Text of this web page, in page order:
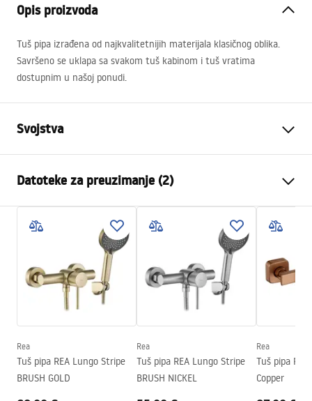
Opis proizvoda
Tuš pipa izrađena od najkvalitetnijih materijala klasičnog oblika.
Savršeno se uklapa sa svakom tuš kabinom i tuš vratima
dostupnim u našoj ponudi.
Svojstva
Način montaže
Zidna
Boja
Četkani čelik
Materijal
Mjed, ABS
Tehnologija premazivanja
PVD
Promjer priključka
1/2 cola
Jamstvo
Datoteke za preuzimanje (2)
Montažne upute
Jamstveni uvjeti
Warranty_Terms_and_Conditions_Faucets_-_5.pdf
Rea
Tuš pipa REA Lungo Stripe
BRUSH GOLD
Rea
Tuš pipa REA Lungo Stripe
BRUSH NICKEL
Rea
Tuš pipa
Copper